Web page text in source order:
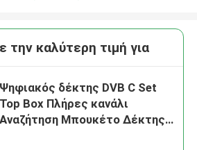
την καλύτερη τιμή για
Ψηφιακός δέκτης DVB C Set
Top Box Πλήρες κανάλι
Αναζήτηση Μπουκέτο Δέκτης